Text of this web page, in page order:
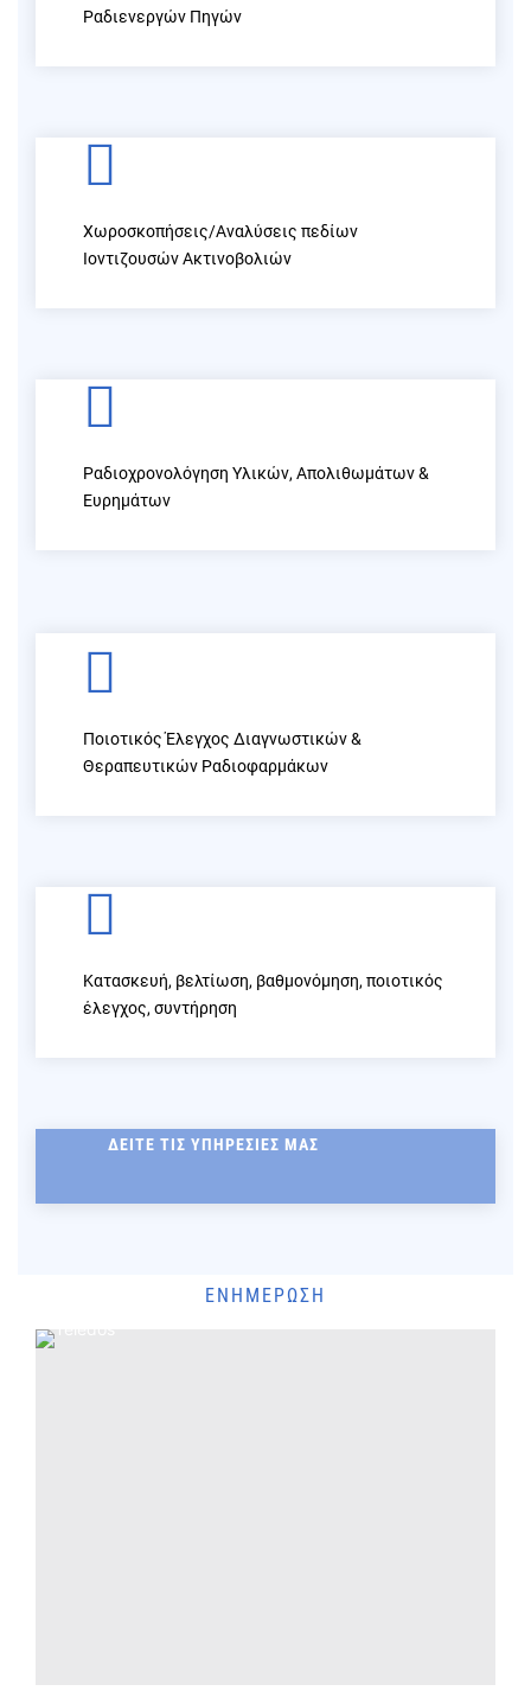
Ραδιενεργών Πηγών
Χωροσκοπήσεις/Αναλύσεις πεδίων
Ιοντιζουσών Ακτινοβολιών
Ραδιοχρονολόγηση Υλικών, Απολιθωμάτων &
Ευρημάτων
Ποιοτικός Έλεγχος Διαγνωστικών &
Θεραπευτικών Ραδιοφαρμάκων
Κατασκευή, βελτίωση, βαθμονόμηση, ποιοτικός
έλεγχος, συντήρηση
ΔΕΊΤΕ ΤΙΣ ΥΠΗΡΕΣΊΕΣ ΜΑΣ
ΕΝΗΜΈΡΩΣΗ